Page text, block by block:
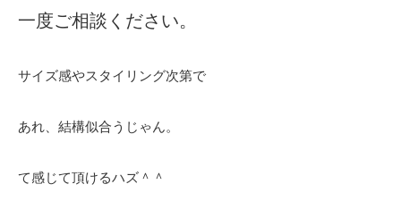
一度ご相談ください。
サイズ感やスタイリング次第で
あれ、結構似合うじゃん。
て感じて頂けるハズ＾＾